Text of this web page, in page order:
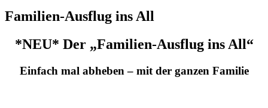
Familien-Ausflug ins All
*NEU* Der „Familien-Ausflug ins All“
Einfach mal abheben – mit der ganzen Familie